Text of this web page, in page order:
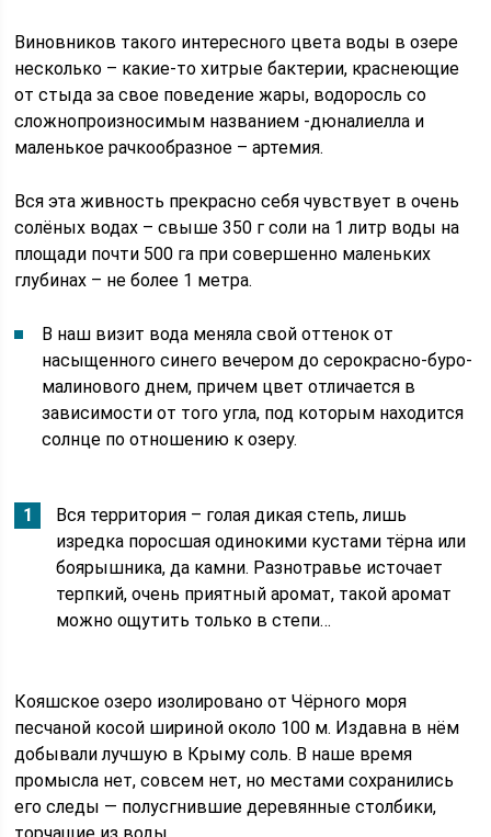
Виновников такого интересного цвета воды в озере
несколько – какие-то хитрые бактерии, краснеющие
от стыда за свое поведение жары, водоросль со
сложнопроизносимым названием -дюналиелла и
маленькое рачкообразное – артемия.
Вся эта живность прекрасно себя чувствует в очень
солёных водах – свыше 350 г соли на 1 литр воды на
площади почти 500 га при совершенно маленьких
глубинах – не более 1 метра.
В наш визит вода меняла свой оттенок от
насыщенного синего вечером до серокрасно-буро-
малинового днем, причем цвет отличается в
зависимости от того угла, под которым находится
солнце по отношению к озеру.
Вся территория – голая дикая степь, лишь
изредка поросшая одинокими кустами тёрна или
боярышника, да камни. Разнотравье источает
терпкий, очень приятный аромат, такой аромат
можно ощутить только в степи…
Кояшское озеро изолировано от Чёрного моря
песчаной косой шириной около 100 м. Издавна в нём
добывали лучшую в Крыму соль. В наше время
промысла нет, совсем нет, но местами сохранились
его следы — полусгнившие деревянные столбики,